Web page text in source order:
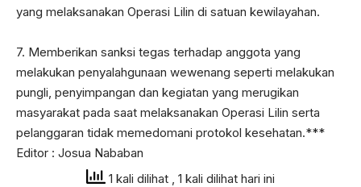
yang melaksanakan Operasi Lilin di satuan kewilayahan.
7. Memberikan sanksi tegas terhadap anggota yang
melakukan penyalahgunaan wewenang seperti melakukan
pungli, penyimpangan dan kegiatan yang merugikan
masyarakat pada saat melaksanakan Operasi Lilin serta
pelanggaran tidak memedomani protokol kesehatan.***
Editor : Josua Nababan
1 kali dilihat
, 1 kali dilihat hari ini